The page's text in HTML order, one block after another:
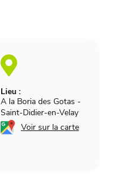
Lieu :
A la Boria des Gotas -
Saint-Didier-en-Velay
Voir sur la carte